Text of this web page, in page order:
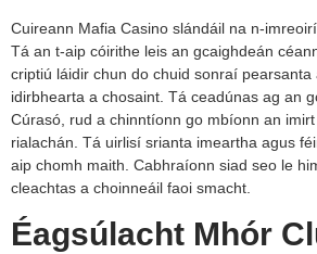
Cuireann Mafia Casino slándáil na n-
Tá an t-aip cóirithe leis an gcaighdeán
criptiú láidir chun do chuid sonraí pearsanta
idirbhearta a chosaint. Tá ceadúnas ag an
Cúrasó, rud a chinntíonn go mbíonn an
rialachán. Tá uirlisí srianta imeartha agus
aip chomh maith. Cabhraíonn siad seo le
cleachtas a choinneáil faoi smacht.
Éagsúlacht Mhór